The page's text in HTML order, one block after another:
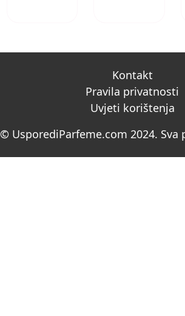
Kontakt
Pravila privatnosti
Uvjeti korištenja
© UsporediParfeme.com 2024. Sva